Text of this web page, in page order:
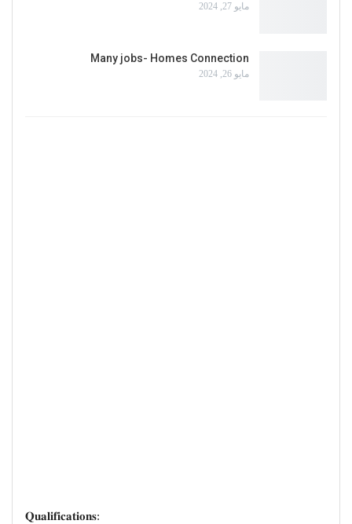
مايو 27, 2024
Many jobs- Homes Connection
مايو 26, 2024
𝐐𝐮𝐚𝐥𝐢𝐟𝐢𝐜𝐚𝐭𝐢𝐨𝐧𝐬: